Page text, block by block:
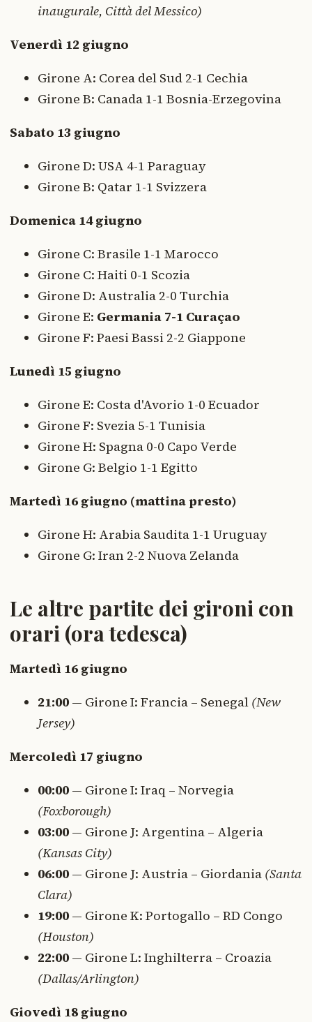
inaugurale, Città del Messico)
Venerdì 12 giugno
Girone A: Corea del Sud 2-1 Cechia
Girone B: Canada 1-1 Bosnia-Erzegovina
Sabato 13 giugno
Girone D: USA 4-1 Paraguay
Girone B: Qatar 1-1 Svizzera
Domenica 14 giugno
Girone C: Brasile 1-1 Marocco
Girone C: Haiti 0-1 Scozia
Girone D: Australia 2-0 Turchia
Girone E: Germania 7-1 Curaçao
Girone F: Paesi Bassi 2-2 Giappone
Lunedì 15 giugno
Girone E: Costa d'Avorio 1-0 Ecuador
Girone F: Svezia 5-1 Tunisia
Girone H: Spagna 0-0 Capo Verde
Girone G: Belgio 1-1 Egitto
Martedì 16 giugno (mattina presto)
Girone H: Arabia Saudita 1-1 Uruguay
Girone G: Iran 2-2 Nuova Zelanda
Le altre partite dei gironi con
orari (ora tedesca)
Martedì 16 giugno
21:00 — Girone I: Francia – Senegal (New
Jersey)
Mercoledì 17 giugno
00:00 — Girone I: Iraq – Norvegia
(Foxborough)
03:00 — Girone J: Argentina – Algeria
(Kansas City)
06:00 — Girone J: Austria – Giordania (Santa
Clara)
19:00 — Girone K: Portogallo – RD Congo
(Houston)
22:00 — Girone L: Inghilterra – Croazia
(Dallas/Arlington)
Giovedì 18 giugno